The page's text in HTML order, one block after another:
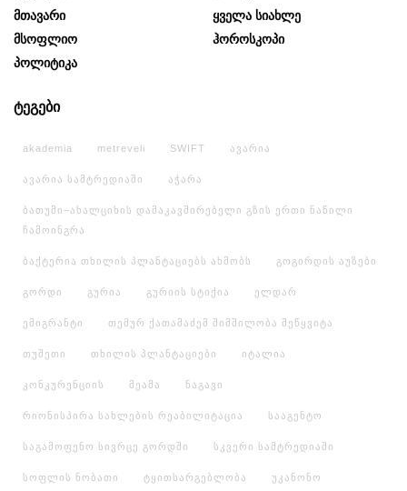
Მთავარი
Მსოფლიო
Პოლიტიკა
Ყველა Სიახლე
Ჰოროსკოპი
ტეგები
akademia metreveli SWIFT ავარია
ავარია სამტრედიაში აჭარა
ბათუმი–ახალციხის დამაკავშირებელი გზის ერთი ნაწილი
ჩამოინგრა
ბაქტერია თხილის პლანტაციებს ახმობს გოგირდის აუზები
გორდი გურია გურიის სტიქია ელდარ
ემიგრანტი თემურ ქათამაძემ შიმშილობა შეწყვიტა
თუშეთი თხილის პლანტაციები იტალია
კონკურენციის მეამა ნაგავი
რიონისპირა სახლების რეაბილიტაცია სააგენტო
საგამოფენო სივრცე გორდში სკვერი სამტრედიაში
სოფლის ნობათი ტყითსარგებლობა უკანონო